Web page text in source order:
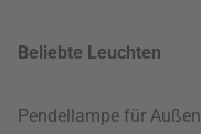
Beliebte Leuchten
Pendellampe für Außen